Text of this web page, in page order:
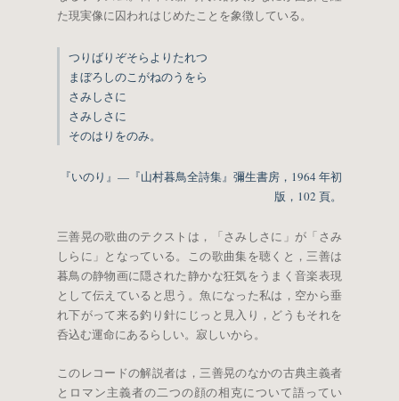
た現実像に囚われはじめたことを象徴している。
つりばりぞそらよりたれつ
まぼろしのこがねのうをら
さみしさに
さみしさに
そのはりをのみ。
『いのり』—『山村暮鳥全詩集』彌生書房，1964 年初
版，102 頁。
三善晃の歌曲のテクストは，「さみしさに」が「さみ
しらに」となっている。この歌曲集を聴くと，三善は
暮鳥の静物画に隠された静かな狂気をうまく音楽表現
として伝えていると思う。魚になった私は，空から垂
れ下がって来る釣り針にじっと見入り，どうもそれを
呑込む運命にあるらしい。寂しいから。
このレコードの解説者は，三善晃のなかの古典主義者
とロマン主義者の二つの顔の相克について語ってい